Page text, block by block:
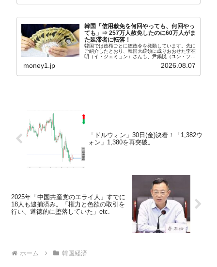
韓国「信用赦免を何回やっても、何回やっ
ても」⇒ 257万人赦免したのに60万人がま
た延滞者に転落！
韓国では政権ごとに徳政令を発動しています。先に
ご紹介したとおり、韓国大統領に成りおおせた李在
明（イ・ジェミョン）さんも、尹錫悦（ユン・ソギ
ョル）前政権が行った――「新出発基金」をバッド
バンクにして不良債権の買い取りを行い、分割償還
money1.jp 2026.08.07
「ドルウォン」30日(金)決着！「1,382ウ
ォン」1,380を再突破。
2025年「中国共産党のエライ人」すでに
18人も逮捕済み。「権力と色欲の取引を
行い、道徳的に堕落していた」etc.
ホーム 韓国経済